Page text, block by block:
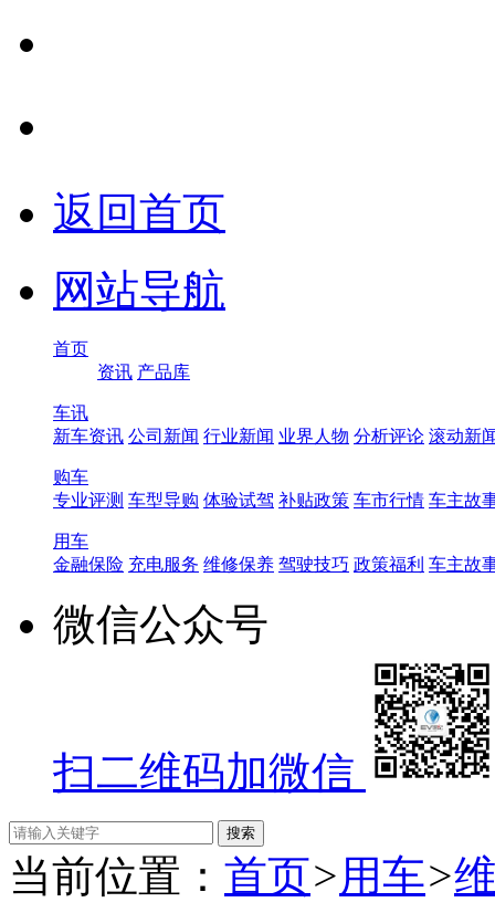
返回首页
网站导航
首页
资讯 产品库
车讯
新车资讯 公司新闻 行业新闻 业界人物 分析评论 滚动新
购车
专业评测 车型导购 体验试驾 补贴政策 车市行情 车主故
用车
金融保险 充电服务 维修保养 驾驶技巧 政策福利 车主故
微信公众号
扫二维码加微信
当前位置： 首页>用车>